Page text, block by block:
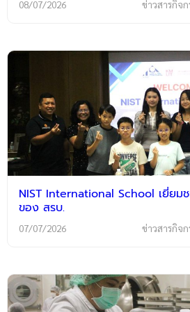
08/07/2026 ข่าวสารกิจก
NIST International School เยี่ยม
ของ สรบ.
07/07/2026 ข่าวสารกิจก